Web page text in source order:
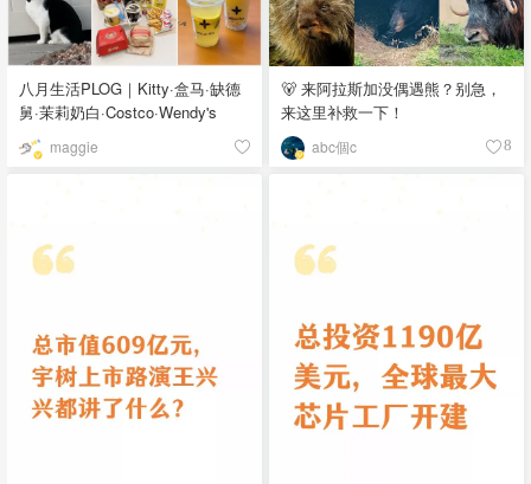
八月生活PLOG｜Kitty·盒马·缺德
舅·茉莉奶白·Costco·Wendy's
maggie
🐻 来阿拉斯加没偶遇熊？别急，
来这里补救一下！
abc個c 8